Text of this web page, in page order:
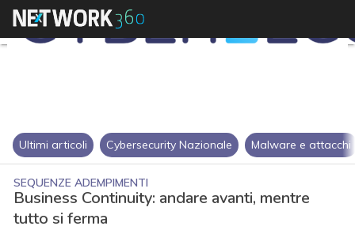
Ultimi articoli Cybersecurity Nazionale Malware e attacchi
SEQUENZE ADEMPIMENTI
Business Continuity: andare avanti, mentre
tutto si ferma